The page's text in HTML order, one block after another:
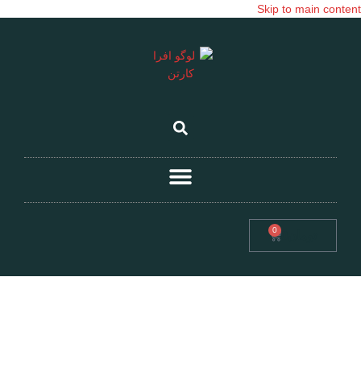
Skip to main content
0